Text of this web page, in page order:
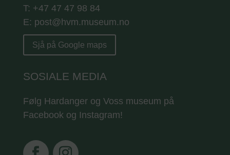
T: +47 47 47 98 84
E: post@hvm.museum.no
Sjå på Google maps
SOSIALE MEDIA
Følg Hardanger og Voss museum på
Facebook og Instagram!